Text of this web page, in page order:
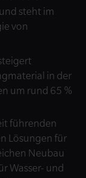
steht im
von
in der
um rund 65 %
führenden
Lösungen für
Neubau
Wasser- und